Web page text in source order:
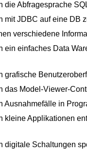
die Abfragesprache
mit JDBC auf eine DB
verschiedene
ein einfaches Data
grafische
das Model-Viewer-
Ausnahmefälle in
kleine Applikationen
digitale Schaltungen